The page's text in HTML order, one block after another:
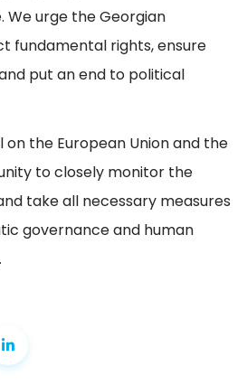
We urge the Georgian
fundamental rights, ensure
put an end to political
the European Union and the
to closely monitor the
take all necessary measures
governance and human